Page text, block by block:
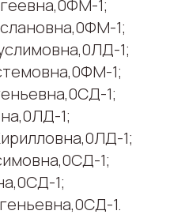
1;
1;
1;
1;
1;
1;
1;
1;
1;
1.